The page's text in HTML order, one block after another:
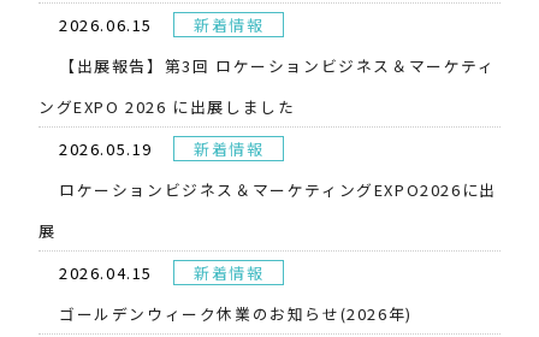
2026.06.15
新着情報
【出展報告】第3回 ロケーションビジネス＆マーケティ
ングEXPO 2026 に出展しました
2026.05.19
新着情報
​ロケーションビジネス＆マーケティングEXPO2026に出
展
2026.04.15
新着情報
ゴールデンウィーク休業のお知らせ(2026年)